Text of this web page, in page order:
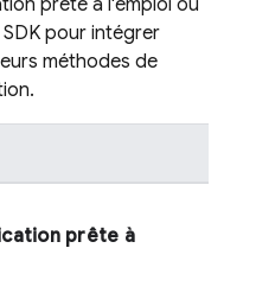
prête à l'emploi ou
SDK pour intégrer
méthodes de
prête à